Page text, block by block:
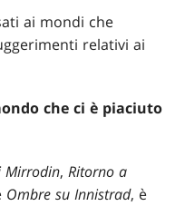
ai mondi che
relativi ai
che ci è piaciuto
Mirrodin,Ritorno a
Ombre su Innistrad, è